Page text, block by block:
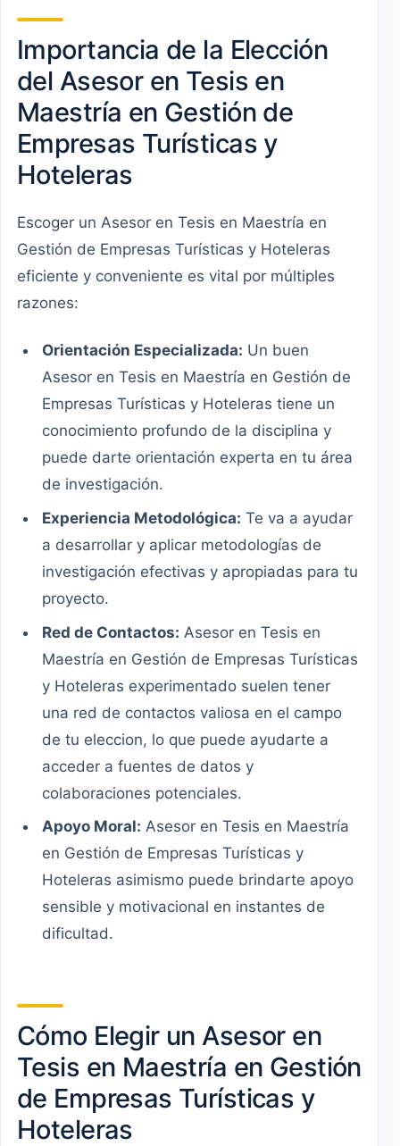
Importancia de la Elección
del Asesor en Tesis en
Maestría en Gestión de
Empresas Turísticas y
Hoteleras
Escoger un Asesor en Tesis en Maestría en
Gestión de Empresas Turísticas y Hoteleras
eficiente y conveniente es vital por múltiples
razones:
Orientación Especializada: Un buen
Asesor en Tesis en Maestría en Gestión de
Empresas Turísticas y Hoteleras tiene un
conocimiento profundo de la disciplina y
puede darte orientación experta en tu área
de investigación.
Experiencia Metodológica: Te va a ayudar
a desarrollar y aplicar metodologías de
investigación efectivas y apropiadas para tu
proyecto.
Red de Contactos: Asesor en Tesis en
Maestría en Gestión de Empresas Turísticas
y Hoteleras experimentado suelen tener
una red de contactos valiosa en el campo
de tu eleccion, lo que puede ayudarte a
acceder a fuentes de datos y
colaboraciones potenciales.
Apoyo Moral: Asesor en Tesis en Maestría
en Gestión de Empresas Turísticas y
Hoteleras asimismo puede brindarte apoyo
sensible y motivacional en instantes de
dificultad.
Cómo Elegir un Asesor en
Tesis en Maestría en Gestión
de Empresas Turísticas y
Hoteleras